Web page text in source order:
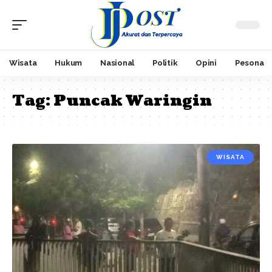
Wisata Hukum Nasional Politik Opini Pesona
Tag:Puncak Waringin
WISATA